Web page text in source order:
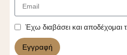
Έχω διαβάσει και αποδέχομαι
Εγγραφή